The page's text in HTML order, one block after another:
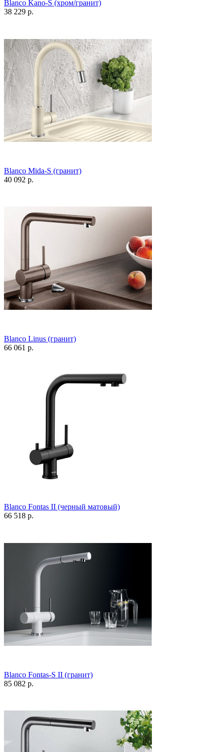
Blanco Kano-S (хром/гранит)
38 229 р.
Blanco Mida-S (гранит)
40 092 р.
Blanco Linus (гранит)
66 061 р.
Blanco Fontas II (черный матовый)
66 518 р.
Blanco Fontas-S II (гранит)
85 082 р.